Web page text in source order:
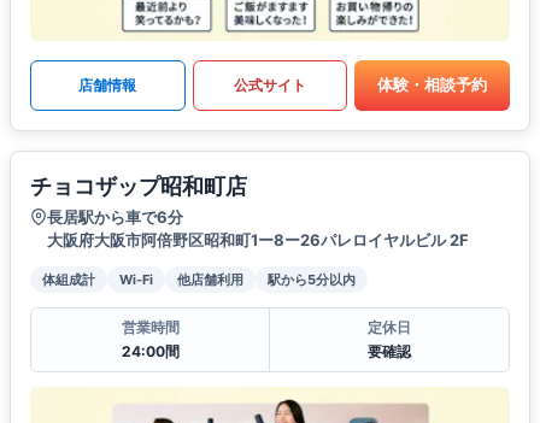
店舗情報 公式サイト 体験・相談予約
チョコザップ昭和町店
長居駅から車で6分
大阪府大阪市阿倍野区昭和町1ー8ー26パレロイヤルビル 2F
体組成計 Wi-Fi 他店舗利用 駅から5分以内
営業時間
24:00間
定休日
要確認